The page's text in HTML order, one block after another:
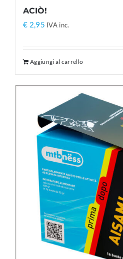
ACIÒ!
€ 2,95 IVA inc.
Aggiungi al carrello